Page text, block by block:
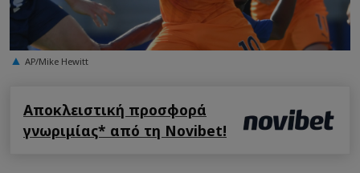
AP/Mike Hewitt
Αποκλειστική προσφορά
γνωριμίας* από τη Novibet!